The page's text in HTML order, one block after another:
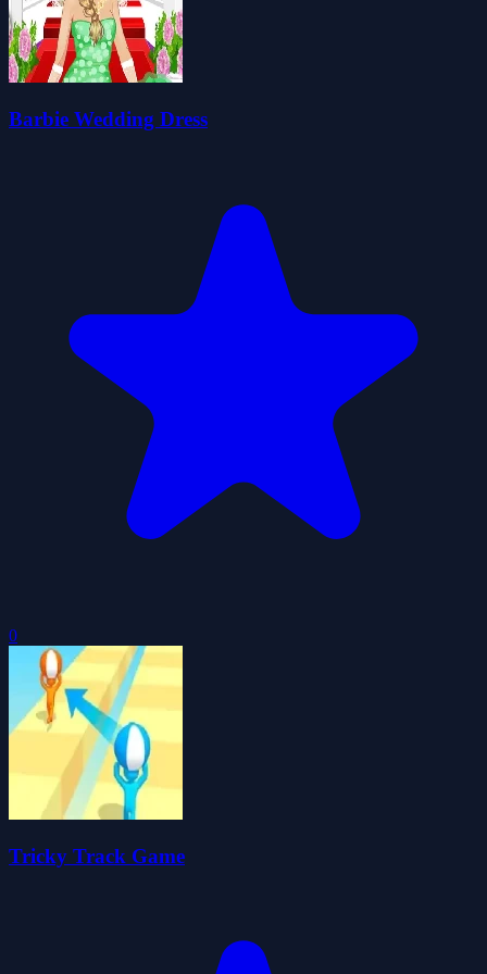
Barbie Wedding Dress
0
Tricky Track Game